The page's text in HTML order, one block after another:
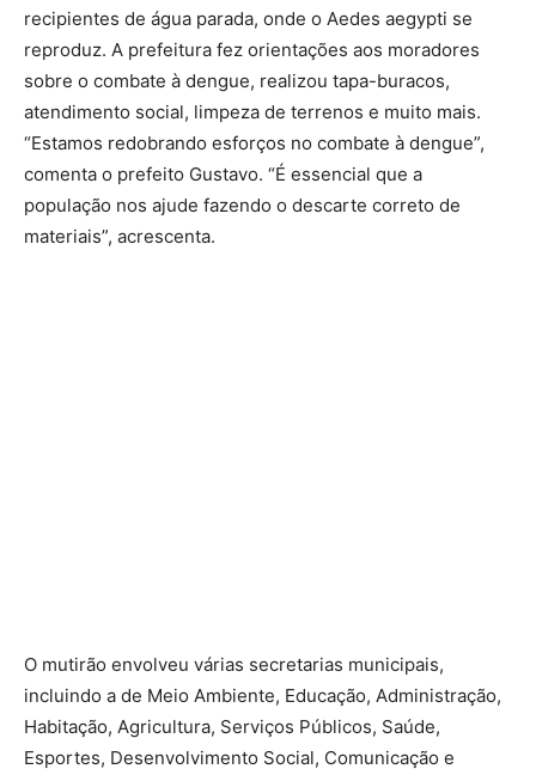
recipientes de água parada, onde o Aedes aegypti se
reproduz. A prefeitura fez orientações aos moradores
sobre o combate à dengue, realizou tapa-buracos,
atendimento social, limpeza de terrenos e muito mais.
“Estamos redobrando esforços no combate à dengue”,
comenta o prefeito Gustavo. “É essencial que a
população nos ajude fazendo o descarte correto de
materiais”, acrescenta.
O mutirão envolveu várias secretarias municipais,
incluindo a de Meio Ambiente, Educação, Administração,
Habitação, Agricultura, Serviços Públicos, Saúde,
Esportes, Desenvolvimento Social, Comunicação e